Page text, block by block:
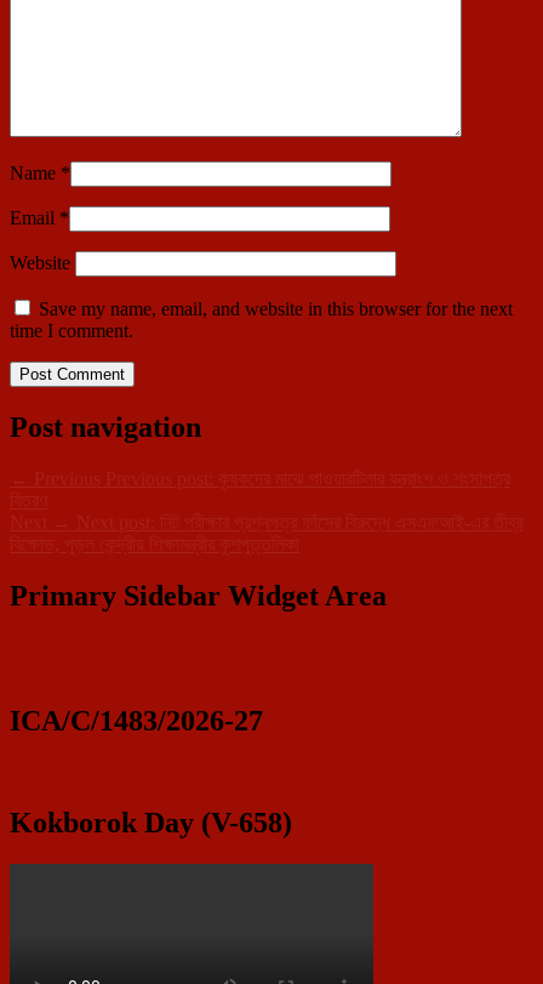
Name *
Email *
Website
Save my name, email, and website in this browser for the next
time I comment.
Post navigation
← Previous Previous post:
কৃষকদের মাঝে পাওয়ারটিলার যন্ত্রাংশ ও শংসাপত্র
বিতরণ
Next → Next post:
নিট পরীক্ষার প্রশ্নপত্র ফাঁসের বিরুদ্ধে এসএফআই-এর তীব্র
বিক্ষোভ, পুড়ল কেন্দ্রীয় শিক্ষামন্ত্রীর কুশপুত্তলিকা
Primary Sidebar Widget Area
ICA/C/1483/2026-27
Kokborok Day (V-658)